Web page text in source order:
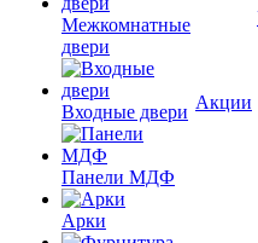
Межкомнатные
двери
Входные двери
Панели МДФ
Арки
Акции